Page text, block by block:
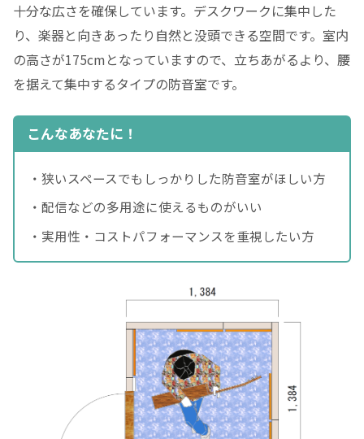
十分な広さを確保しています。デスクワークに集中した
り、楽器と向きあったり自然と没頭できる空間です。室内
の高さが175cmとなっていますので、立ちあがるより、腰
を据えて集中するタイプの防音室です。
こんなあなたに！
・狭いスペースでもしっかりした防音室がほしい方
・配信などの多用途に使えるものがいい
・実用性・コストパフォーマンスを重視したい方